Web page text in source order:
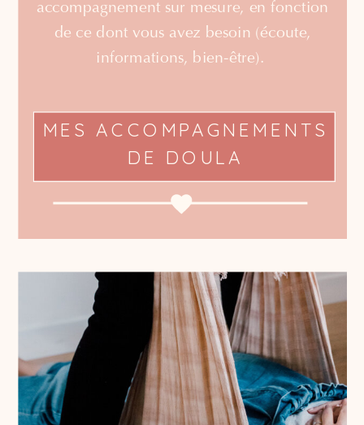
accompagnement sur mesure, en fonction
de ce dont vous avez besoin (écoute,
informations, bien-être).
MES ACCOMPAGNEMENTS
DE DOULA